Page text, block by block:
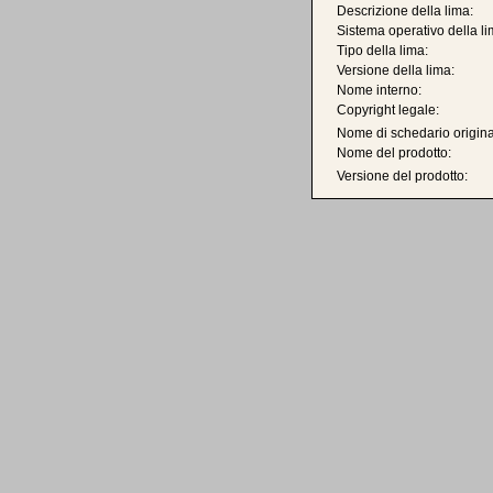
Descrizione della lima:
Sistema operativo della
Tipo della lima:
Versione della lima:
Nome interno:
Copyright legale:
Nome di schedario
Nome del prodotto:
Versione del prodotto: